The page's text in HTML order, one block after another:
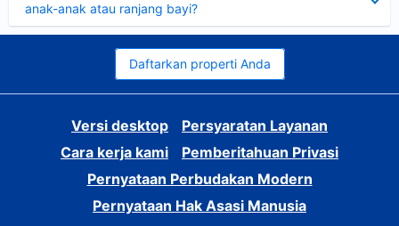
anak-anak atau ranjang bayi?
Daftarkan properti Anda
Versi desktop
Persyaratan Layanan
Cara kerja kami
Pemberitahuan Privasi
Pernyataan Perbudakan Modern
Pernyataan Hak Asasi Manusia